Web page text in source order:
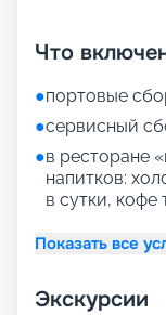
Что
●портовые
●сервисный
●в ресторане
напитков:
в сутки, кофе
Показать все
Экскурсии